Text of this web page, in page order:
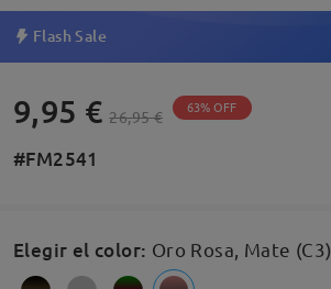
Flash Sale
9,95 € 26,95 € 63% OFF
#FM2541
Elegir el color: Oro Rosa, Mate (C3)